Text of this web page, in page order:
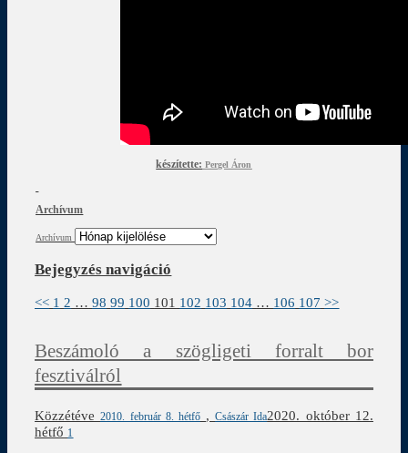
készítette: Pergel Áron
Archívum
Archívum
Bejegyzés navigáció
<< 1 2 … 98 99 100 101 102 103 104 … 106 107 >>
Beszámoló a szögligeti forralt bor
fesztiválról
Közzétéve2010. február 8. hétfő ,Császár Ida2020. október 12.
hétfő 1